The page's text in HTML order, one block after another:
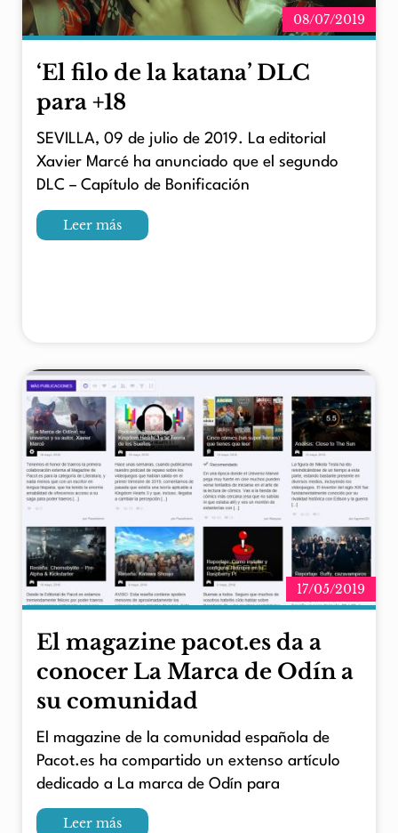
08/07/2019
‘El filo de la katana’ DLC
para +18
SEVILLA, 09 de julio de 2019. La editorial
Xavier Marcé ha anunciado que el segundo
DLC – Capítulo de Bonificación
Leer más
17/05/2019
El magazine pacot.es da a
conocer La Marca de Odín a
su comunidad
El magazine de la comunidad española de
Pacot.es ha compartido un extenso artículo
dedicado a La marca de Odín para
Leer más